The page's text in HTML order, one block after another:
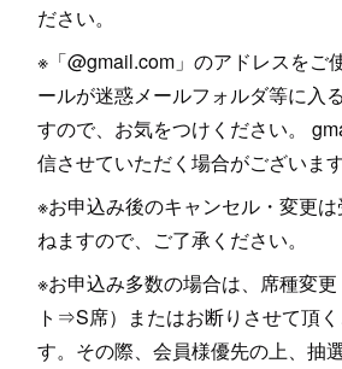
ださい。
※「@gmail.com」のアドレスをご
ールが迷惑メールフォルダ等に入
すので、お気をつけください。
信させていただく場合がございます
※お申込み後のキャンセル・変更
ねますので、ご了承ください。
※お申込み多数の場合は、席種変
ト⇒S席）またはお断りさせて頂
す。その際、会員様優先の上、抽